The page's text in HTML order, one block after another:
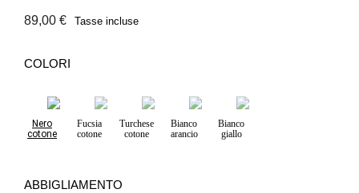
89,00 € Tasse incluse
COLORI
Nero
cotone
Fucsia
cotone
Turchese
cotone
Bianco
arancio
Bianco
giallo
ABBIGLIAMENTO